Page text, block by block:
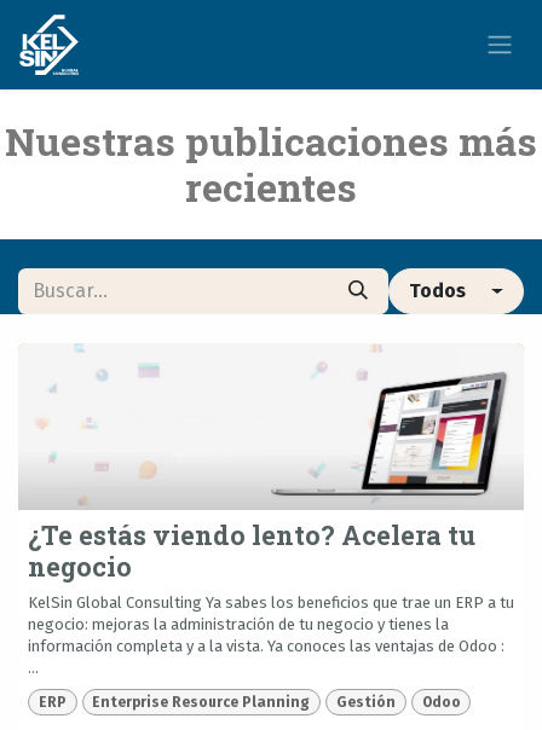
Ir al contenido
Nuestras publicaciones más
recientes
Todos
¿Te estás viendo lento? Acelera tu
negocio
KelSin Global Consulting Ya sabes los beneficios que trae un ERP a tu
negocio: mejoras la administración de tu negocio y tienes la
información completa y a la vista. Ya conoces las ventajas de Odoo :
...
ERP Enterprise Resource Planning Gestión Odoo